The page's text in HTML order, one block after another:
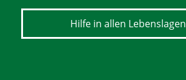
Hilfe in allen Lebenslagen